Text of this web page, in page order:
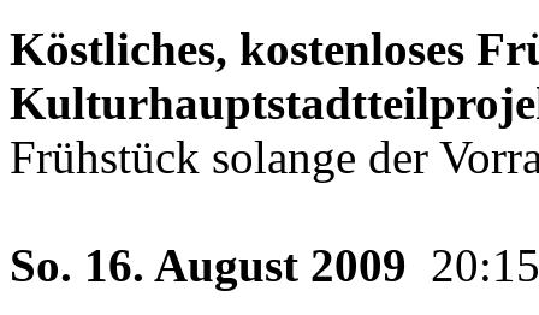
Köstliches, kostenloses
Frühstück solange der
So. 16. August 2009 20:15